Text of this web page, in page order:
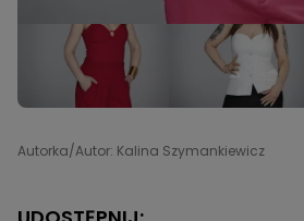
Autorka/Autor: Kalina Szymankiewicz